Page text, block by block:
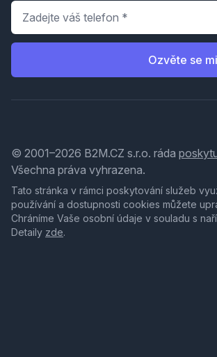
Telefon
Ozvěte se mi
© 2001–2026 B2M.CZ s.r.o. ráda
Všechna práva vyhrazena.
Tato stránka v rámci poskytování služeb
používání a dostupnosti cookies můžete
Chráníme Vaše osobní údaje v souladu s
Detaily zde.